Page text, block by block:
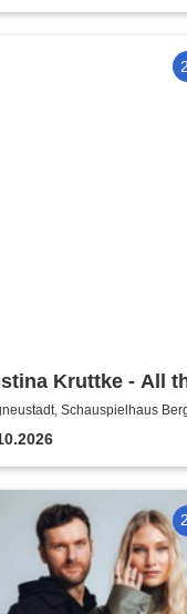
Kruttke - All
Schauspielhaus